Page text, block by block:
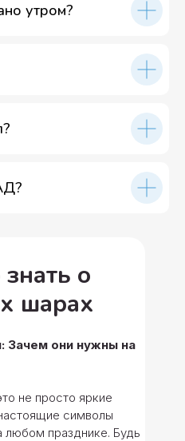
утром?
о
шарах
Зачем они нужны на
не просто яркие
символы
любом празднике. Будь